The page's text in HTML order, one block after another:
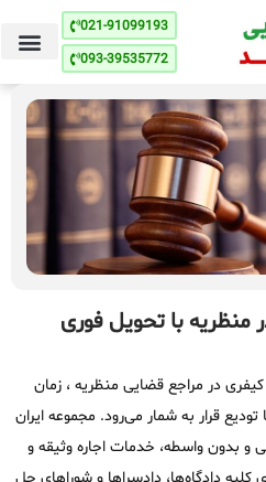
021-91099193
093-39535772
منظریه با تحویل فوری
در مراجع قضایی منظریه ، زمان
تودیع قرار به شمار می‌رود. مجموعه ایران
بدون واسطه، خدمات اجاره وثیقه و